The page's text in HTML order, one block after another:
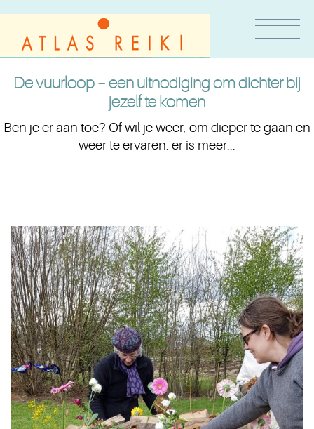
De vuurloop – een uitnodiging om dichter bij
jezelf te komen
Ben je er aan toe? Of wil je weer, om dieper te gaan en
weer te ervaren: er is meer...